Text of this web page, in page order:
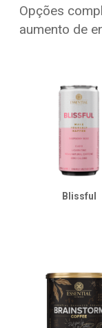
Opções
aumento de
Blissful